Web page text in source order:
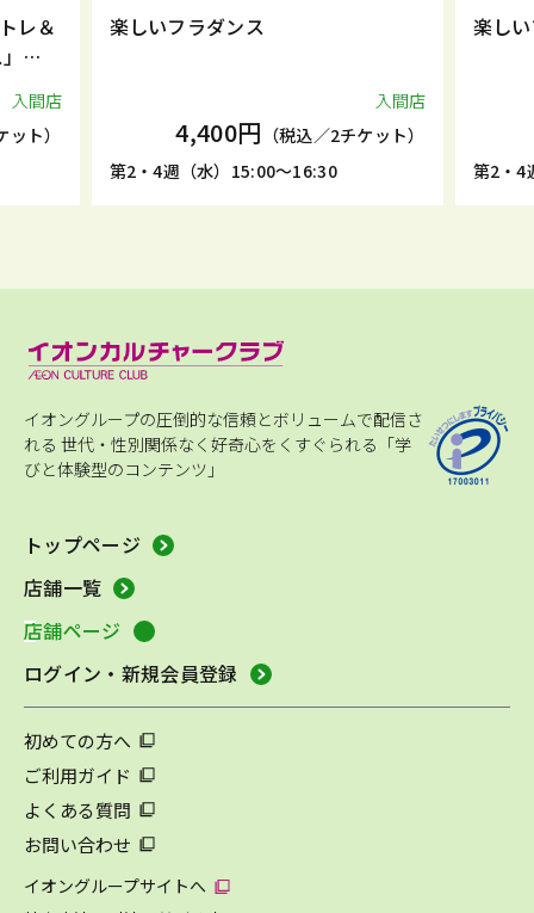
レ＆
入間店
ト）
楽しいフラダンス
入間店
4,400円 （税込／2チケット）
第2・4週（水）15:00～16:30
楽し
第2・4
イオングループの圧倒的な信頼とボリュームで配信さ
れる 世代・性別関係なく好奇心をくすぐられる「学
びと体験型のコンテンツ」
トップページ
店舗一覧
店舗ページ
ログイン・新規会員登録
初めての方へ
ご利用ガイド
よくある質問
お問い合わせ
イオングループサイトへ